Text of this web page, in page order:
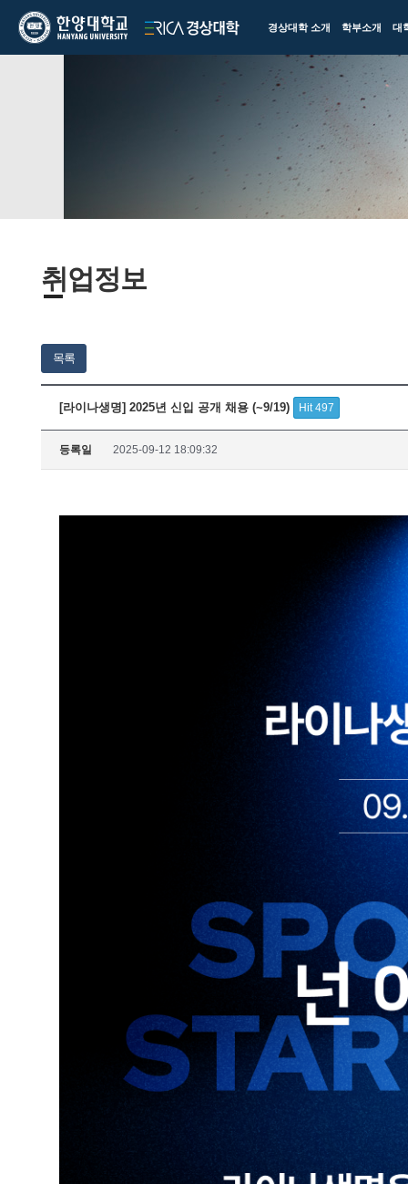
한양대학교
한양대학교
ERICA
경상대학
경상대학 소개 학부소개 대
취업정보
목록
[라이나생명] 2025년 신입 공개 채용 (~9/19) Hit 497
등록일 2025-09-12 18:09:32